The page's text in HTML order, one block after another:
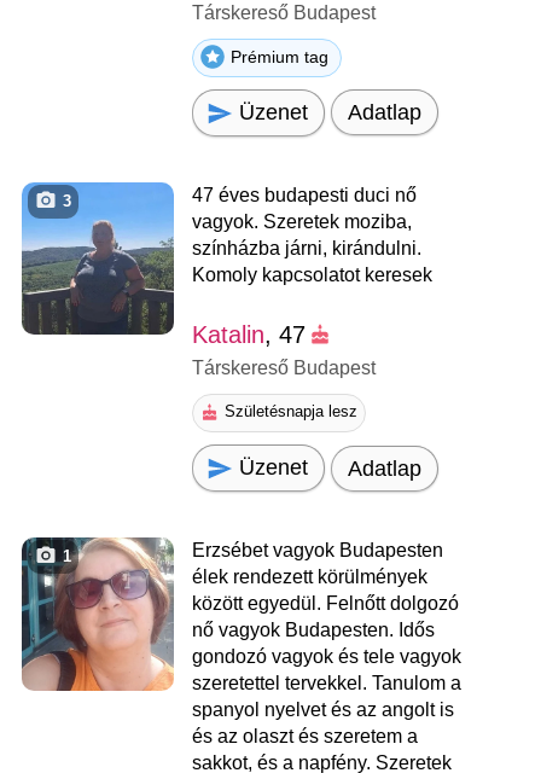
Társkereső Budapest
Prémium tag
Üzenet Adatlap
3
47 éves budapesti duci nő
vagyok. Szeretek moziba,
színházba járni, kirándulni.
Komoly kapcsolatot keresek
Katalin, 47
Társkereső Budapest
Születésnapja lesz
Üzenet Adatlap
1
Erzsébet vagyok Budapesten
élek rendezett körülmények
között egyedül. Felnőtt dolgozó
nő vagyok Budapesten. Idős
gondozó vagyok és tele vagyok
szeretettel tervekkel. Tanulom a
spanyol nyelvet és az angolt is
és az olaszt és szeretem a
sakkot, és a napfény. Szeretek